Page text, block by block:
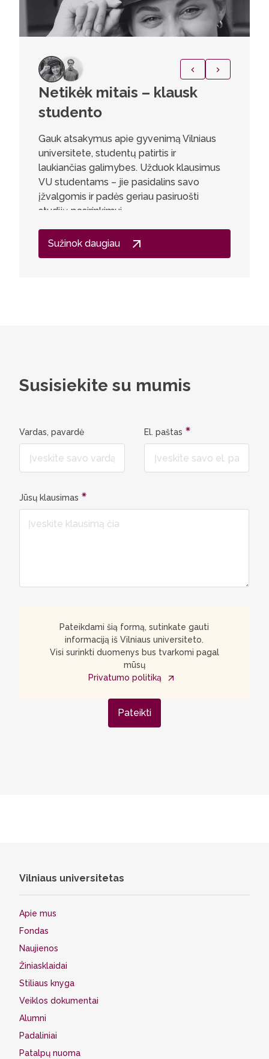
Netikėk mitais – klausk
studento
Gauk atsakymus apie gyvenimą Vilniaus
universitete, studentų patirtis ir
laukiančias galimybes. Užduok klausimus
VU studentams – jie pasidalins savo
įžvalgomis ir padės geriau pasiruošti
studijų pasirinkimui.
Sužinok daugiau
Susisiekite su mumis
Vardas, pavardė El. paštas
Jūsų klausimas
Pateikdami šią formą, sutinkate gauti
informaciją iš Vilniaus universiteto.
Visi surinkti duomenys bus tvarkomi pagal
mūsų
Privatumo politiką
Pateikti
Vilniaus universitetas
Apie mus
Fondas
Naujienos
Žiniasklaidai
Stiliaus knyga
Veiklos dokumentai
Alumni
Padaliniai
Patalpų nuoma